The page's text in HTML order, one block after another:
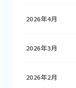
2026年4月
2026年3月
2026年2月